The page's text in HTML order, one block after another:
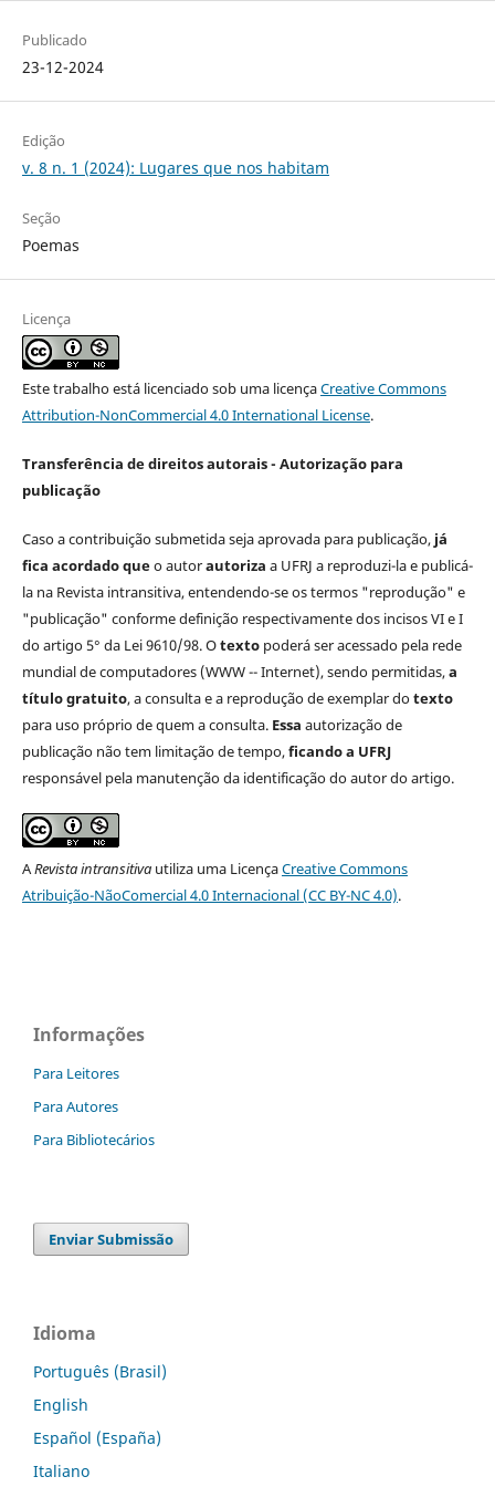
Publicado
23-12-2024
Edição
v. 8 n. 1 (2024): Lugares que nos habitam
Seção
Poemas
Licença
Este trabalho está licenciado sob uma licençaCreative Commons
Attribution-NonCommercial 4.0 International License.
Transferência de direitos autorais - Autorização para
publicação
Caso a contribuição submetida seja aprovada para publicação, já
fica acordado queo autorautoriza a UFRJ a reproduzi-la e publicá-
la na Revista intransitiva, entendendo-se os termos "reprodução" e
"publicação" conforme definição respectivamente dos incisos VI e I
do artigo 5° da Lei 9610/98. Otexto poderá ser acessado pela rede
mundial de computadores (WWW -- Internet), sendo permitidas,a
título gratuito, a consulta e a reprodução de exemplar dotexto
para uso próprio de quem a consulta. Essa autorização de
publicação não tem limitação de tempo,ficando a UFRJ
responsável pela manutenção da identificação do autor do artigo.
ARevista intransitiva utiliza uma LicençaCreative Commons
Atribuição-NãoComercial 4.0 Internacional (CC BY-NC 4.0).
Informações
Para Leitores
Para Autores
Para Bibliotecários
Enviar Submissão
Idioma
Português (Brasil)
English
Español (España)
Italiano